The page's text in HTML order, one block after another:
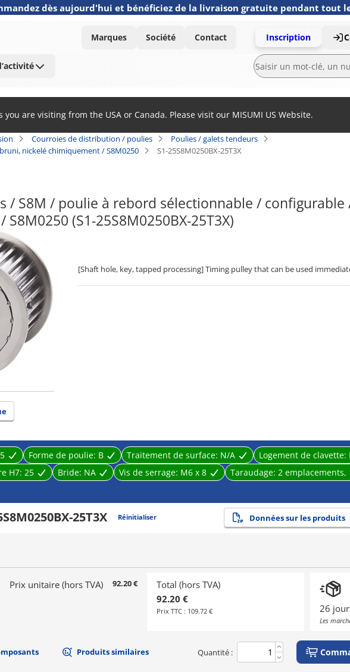
dès aujourd'hui et bénéficiez de la livraison gratuite pendant tout
Marques Société Contact Inscription
you are visiting from the USA or Canada. Please visit our MISUMI US Website.
Courroies de distribution / poulies
Poulies / galets tendeurs
nickelé chimiquement / S8M0250
S1-25S8M0250BX-25T3X
/ S8M / poulie à rebord sélectionnable /
(S1-25S8M0250BX-25T3X)
[Shaft hole, key, tapped processing] Timing pulley that can be used
Forme de poulie: B Traitement de surface: N/A Logement de clavette:
H7: 25 Bride: NA Vis de serrage: M6 x 8 Taraudage: 2 emplacements,
25T3X Réinitialiser Données sur les produits
Prix unitaire (hors TVA) 92.20 €
Total (hors TVA)
92.20 €
Prix TTC : 109.72 €
26
Les
Produits similaires Quantité :